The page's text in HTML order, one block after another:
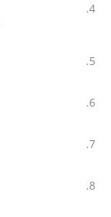
4.
5.
6.
7.
8.